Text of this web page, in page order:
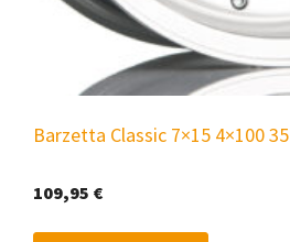
Barzetta Classic 7×15 4×100 35
109,95 €